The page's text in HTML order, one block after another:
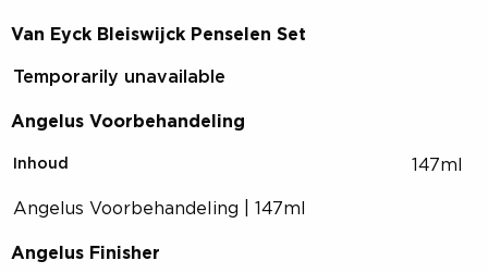
Van Eyck Bleiswijck Penselen Set
Temporarily unavailable
Angelus Voorbehandeling
Inhoud 147ml
Angelus Voorbehandeling | 147ml
Angelus Finisher